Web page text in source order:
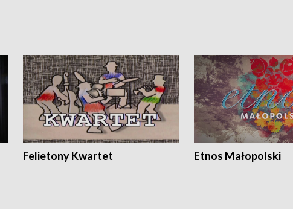
Felietony Kwartet Etnos Małopolski